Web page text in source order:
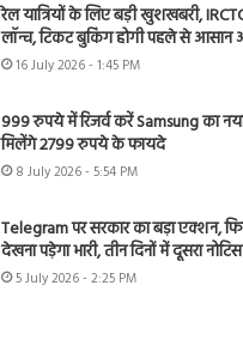
रेल यात्रियों के लिए बड़ी खुशखबरी,
लॉन्च, टिकट बुकिंग होगी पहले से
16 July 2026 - 1:45 PM
999 रुपये में रिजर्व करें Samsung का
मिलेंगे 2799 रुपये के फायदे
8 July 2026 - 5:54 PM
Telegram पर सरकार का बड़ा एक्शन,
देखना पड़ेगा भारी, तीन दिनों में दूसरा नोटिस
5 July 2026 - 2:25 PM